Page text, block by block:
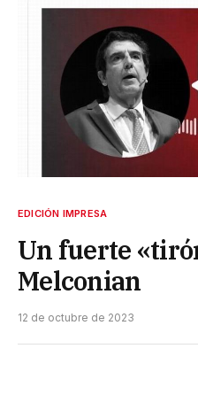
EDICIÓN IMPRESA
Un fuerte
Melconian
12 de octubre de 2023